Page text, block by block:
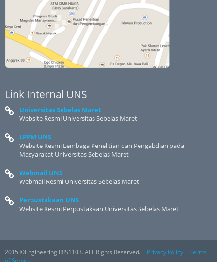
Link Internal UNS
Universitas Sebelas Maret
Website Resmi Universitas Sebelas Maret
LPPM UNS
Website Resmi Lembaga Penelitian dan Pengabdian pada
Masyarakat Universitas Sebelas Maret
Webmail UNS
Webmail Resmi Universitas Sebelas Maret
Perpustakaan UNS
Website Resmi Perpustakaan Universitas Sebelas Maret
2015 ©Engineering IRIS1103. ALL Rights Reserved. Privacy Policy | Terms